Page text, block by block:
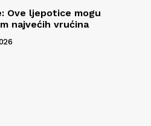
Ove ljepotice mogu
najvećih vrućina